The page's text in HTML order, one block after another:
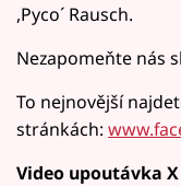
,Pyco´ Rausch.
Nezapomeňte nás
To nejnovější
stránkách:
Video upoutávka